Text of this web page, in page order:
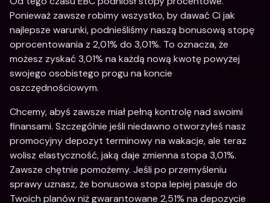
Ponieważ zawsze robimy wszystko, by dawać Ci jak
najlepsze warunki, podnieśliśmy naszą bonusową stopę
oprocentowania z 2,01% do 3,01%. To oznacza, że
możesz zyskać 3,01% na każdą nową kwotę powyżej
swojego osobistego progu na koncie
oszczędnościowym.
Chcemy, abyś zawsze miał pełną kontrolę nad swoimi
finansami. Szczególnie jeśli niedawno otworzyłeś nasz
promocyjny depozyt terminowy na wakacje, ale teraz
wolisz elastyczność, jaką daje zmienna stopa 3,01%.
Zawsze chętnie pomożemy. Jeśli po przemyśleniu
sprawy uznasz, że bonusowa stopa lepiej pasuje do
Twoich planów niż gwarantowane 2,51% na depozycie